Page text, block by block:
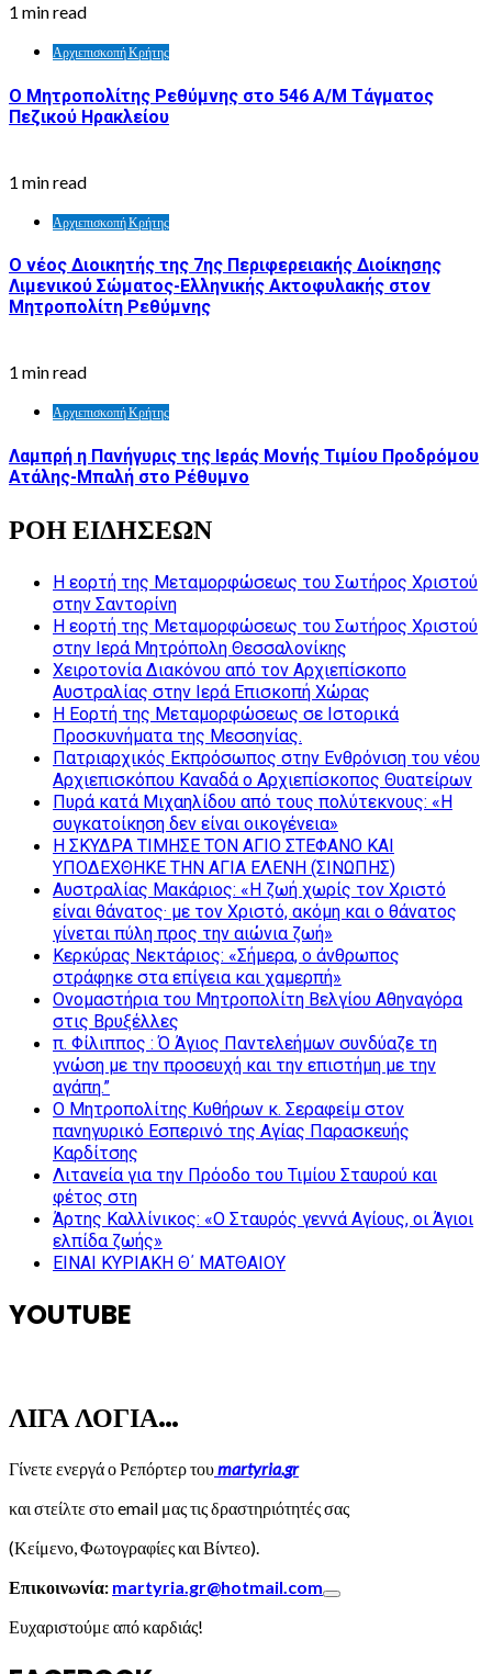
1 min read
Αρχιεπισκοπή Κρήτης
Ο Μητροπολίτης Ρεθύμνης στο 546 Α/Μ Τάγματος
Πεζικού Ηρακλείου
1 min read
Αρχιεπισκοπή Κρήτης
Ο νέος Διοικητής της 7ης Περιφερειακής Διοίκησης
Λιμενικού Σώματος-Ελληνικής Ακτοφυλακής στον
Μητροπολίτη Ρεθύμνης
1 min read
Αρχιεπισκοπή Κρήτης
Λαμπρή η Πανήγυρις της Ιεράς Μονής Τιμίου Προδρόμου
Ατάλης-Μπαλή στο Ρέθυμνο
ΡΟΗ ΕΙΔΗΣΕΩΝ
Η εορτή της Μεταμορφώσεως του Σωτήρος Χριστού
στην Σαντορίνη
Η εορτή της Μεταμορφώσεως του Σωτήρος Χριστού
στην Ιερά Μητρόπολη Θεσσαλονίκης
Χειροτονία Διακόνου από τον Αρχιεπίσκοπο
Αυστραλίας στην Ιερά Επισκοπή Χώρας
Η Εορτή της Μεταμορφώσεως σε Ιστορικά
Προσκυνήματα της Μεσσηνίας.
Πατριαρχικός Εκπρόσωπος στην Ενθρόνιση του νέου
Αρχιεπισκόπου Καναδά ο Αρχιεπίσκοπος Θυατείρων
Πυρά κατά Μιχαηλίδου από τους πολύτεκνους: «Η
συγκατοίκηση δεν είναι οικογένεια»
Η ΣΚΥΔΡΑ ΤΙΜΗΣΕ ΤΟΝ ΑΓΙΟ ΣΤΕΦΑΝΟ ΚΑΙ
ΥΠΟΔΕΧΘΗΚΕ ΤΗΝ ΑΓΙΑ ΕΛΕΝΗ (ΣΙΝΩΠΗΣ)
Αυστραλίας Μακάριος: «Η ζωή χωρίς τον Χριστό
είναι θάνατος· με τον Χριστό, ακόμη και ο θάνατος
γίνεται πύλη προς την αιώνια ζωή»
Κερκύρας Νεκτάριος: «Σήμερα, ο άνθρωπος
στράφηκε στα επίγεια και χαμερπή»
Ονομαστήρια του Μητροπολίτη Βελγίου Αθηναγόρα
στις Βρυξέλλες
π. Φίλιππος : Ό Άγιος Παντελεήμων συνδύαζε τη
γνώση με την προσευχή και την επιστήμη με την
αγάπη.”
Ο Μητροπολίτης Κυθήρων κ. Σεραφείμ στον
πανηγυρικό Εσπερινό της Αγίας Παρασκευής
Καρδίτσης
Λιτανεία για την Πρόοδο του Τιμίου Σταυρού και
φέτος στη
Άρτης Καλλίνικος: «Ο Σταυρός γεννά Αγίους, οι Άγιοι
ελπίδα ζωής»
ΕΙΝΑΙ ΚΥΡΙΑΚΗ Θ΄ ΜΑΤΘΑΙΟΥ
YOUTUBE
ΛΙΓΑ ΛΟΓΙΑ…
Γίνετε ενεργά ο Ρεπόρτερ τουmartyria.gr
και στείλτε στο email μας τις δραστηριότητές σας
(Κείμενο, Φωτογραφίες και Βίντεο).
Επικοινωνία: martyria.gr@hotmail.com
Ευχαριστούμε από καρδιάς!